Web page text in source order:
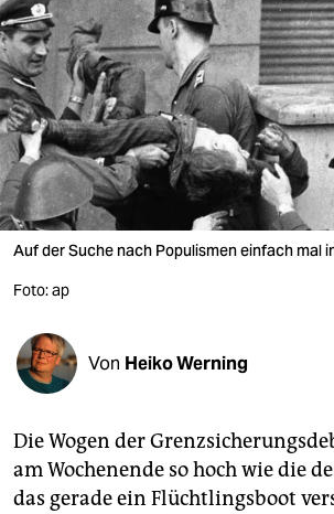
berlin
nord
wahrheit
verlag
verlag
fragen & hilfe
abo
genossenschaft
Auf der Suche nach Populismen einfach mal
Foto: ap
Von Heiko Werning
Die Wogen der
am Wochenende so hoch wie die
das gerade ein Flüchtlingsboot